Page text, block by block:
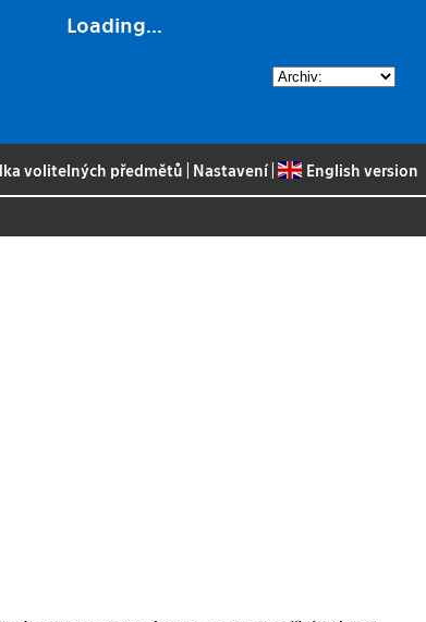
Loading...
volitelných předmětů Nastavení| English version